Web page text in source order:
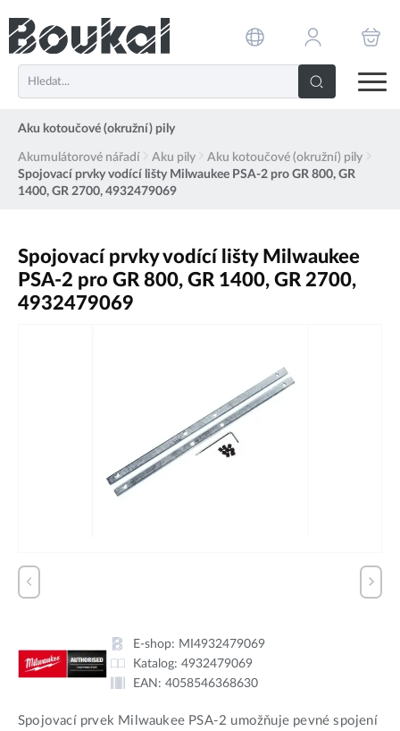
Aku kotoučové (okružní) pily
Akumulátorové nářadí Aku pily
Aku kotoučové (okružní) pily
Spojovací prvky vodící lišty Milwaukee PSA-2 pro GR 800, GR
1400, GR 2700, 4932479069
Spojovací prvky vodící lišty Milwaukee
PSA-2 pro GR 800, GR 1400, GR 2700,
4932479069
E-shop: MI4932479069
Katalog: 4932479069
EAN: 4058546368630
Spojovací prvek Milwaukee PSA-2 umožňuje pevné spojení